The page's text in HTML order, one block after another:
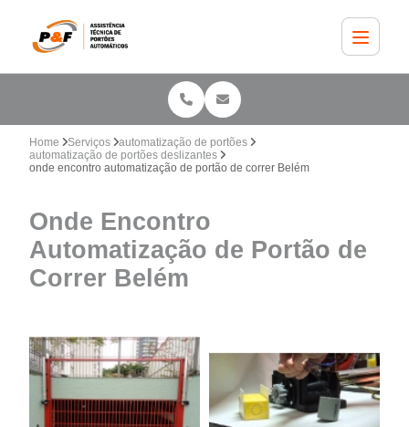
Home Serviços
automatização de portões
automatização de portões deslizantes
onde encontro automatização de portão de correr Belém
Onde Encontro
Automatização de Portão de
Correr Belém